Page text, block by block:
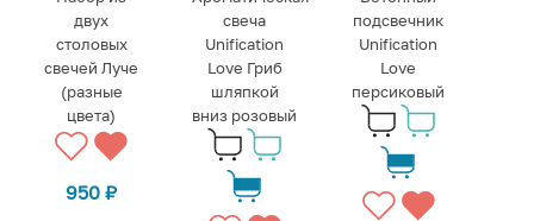
двух
столовых
свечей Луче
(разные
цвета)
950₽
свеча
Unification
Love Гриб
шляпкой
вниз розовый
подсвечник
Unification
Love
персиковый